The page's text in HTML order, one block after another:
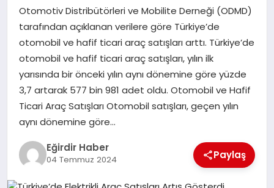
MAGAZIN
SIYASET
SPOR
TEKNOLOJI
YAŞAM
Otomotiv Distribütörleri ve Mobilite Derneği (ODMD)
tarafından açıklanan verilere göre Türkiye’de
otomobil ve hafif ticari araç satışları arttı. Türkiye’de
otomobil ve hafif ticari araç satışları, yılın ilk
yarısında bir önceki yılın aynı dönemine göre yüzde
3,7 artarak 577 bin 981 adet oldu. Otomobil ve Hafif
Ticari Araç Satışları Otomobil satışları, geçen yılın
aynı dönemine göre…
Eğirdir Haber
04 Temmuz 2024 Paylaş